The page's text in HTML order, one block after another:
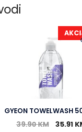
GYEON TOWELWASH
39.90KM 35.91